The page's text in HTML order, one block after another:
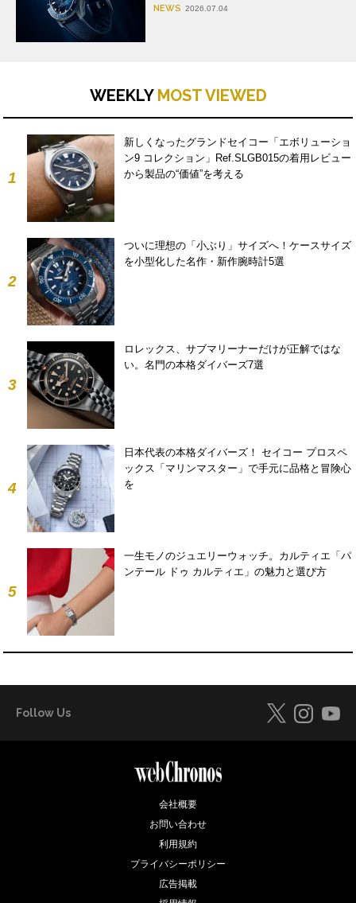
NEWS 2026.07.04
WEEKLY MOST VIEWED
1
新しくなったグランドセイコー「エボリューショ
ン9 コレクション」Ref.SLGB015の着用レビュー
から製品の“価値”を考える
2
ついに理想の「小ぶり」サイズへ！ケースサイズ
を小型化した名作・新作腕時計5選
3
ロレックス、サブマリーナーだけが正解ではな
い。名門の本格ダイバーズ7選
4
日本代表の本格ダイバーズ！ セイコー プロスペ
ックス「マリンマスター」で手元に品格と冒険心
を
5
一生モノのジュエリーウォッチ。カルティエ「パ
ンテール ドゥ カルティエ」の魅力と選び方
Follow Us
会社概要
お問い合わせ
利用規約
プライバシーポリシー
広告掲載